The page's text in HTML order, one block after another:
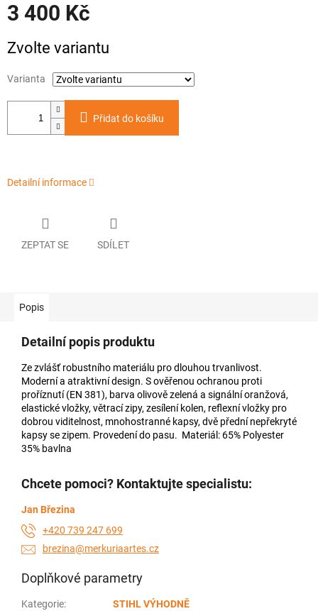
3 400 Kč
cena:
Zvolte variantu
Varianta
Přidat do košíku
Detailní informace
ZEPTAT SE SDÍLET
Popis
Detailní popis produktu
Ze zvlášť robustního materiálu pro dlouhou trvanlivost.
Moderní a atraktivní design. S ověřenou ochranou proti
proříznutí (EN 381), barva olivově zelená a signální oranžová,
elastické vložky, větrací zipy, zesílení kolen, reflexní vložky pro
dobrou viditelnost, mnohostranné kapsy, dvě přední nepřekryté
kapsy se zipem. Provedení do pasu. Materiál: 65% Polyester
35% bavlna
Chcete pomoci? Kontaktujte specialistu:
Jan Březina
+420 739 247 699
brezina@merkuriaartes.cz
Doplňkové parametry
Kategorie:
STIHL VÝHODNĚ